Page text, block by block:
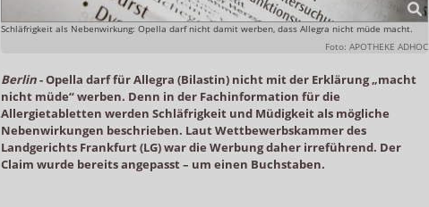
Schläfrigkeit als Nebenwirkung: Opella darf nicht damit werben, dass Allegra nicht müde macht.
Foto: APOTHEKE ADHOC
Berlin-Opella darf für Allegra (Bilastin) nicht mit der Erklärung „macht
nicht müde“ werben. Denn in der Fachinformation für die
Allergietabletten werden Schläfrigkeit und Müdigkeit als mögliche
Nebenwirkungen beschrieben. Laut Wettbewerbskammer des
Landgerichts Frankfurt (LG) war die Werbung daher irreführend. Der
Claim wurde bereits angepasst – um einen Buchstaben.